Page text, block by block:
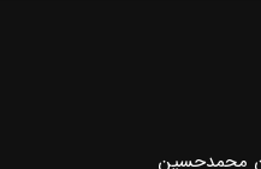
محمدحسین